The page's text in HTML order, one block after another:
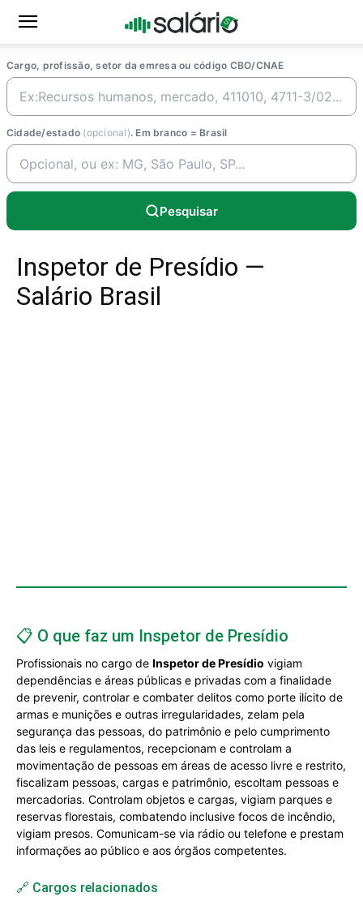
Cargo, profissão, setor da emresa ou código CBO/CNAE
Cidade/estado (opcional). Em branco = Brasil
Pesquisar
Inspetor de Presídio —
Salário Brasil
📋 O que faz um Inspetor de Presídio
Profissionais no cargo de Inspetor de Presídio vigiam
dependências e áreas públicas e privadas com a finalidade
de prevenir, controlar e combater delitos como porte ilícito de
armas e munições e outras irregularidades, zelam pela
segurança das pessoas, do patrimônio e pelo cumprimento
das leis e regulamentos, recepcionam e controlam a
movimentação de pessoas em áreas de acesso livre e restrito,
fiscalizam pessoas, cargas e patrimônio, escoltam pessoas e
mercadorias. Controlam objetos e cargas, vigiam parques e
reservas florestais, combatendo inclusive focos de incêndio,
vigiam presos. Comunicam-se via rádio ou telefone e prestam
informações ao público e aos órgãos competentes.
🔗 Cargos relacionados